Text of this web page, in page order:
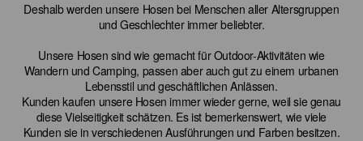
Deshalb werden unsere Hosen bei Menschen aller Altersgruppen
und Geschlechter immer beliebter.
Unsere Hosen sind wie gemacht für Outdoor-Aktivitäten wie
Wandern und Camping, passen aber auch gut zu einem urbanen
Lebensstil und geschäftlichen Anlässen.
Kunden kaufen unsere Hosen immer wieder gerne, weil sie genau
diese Vielseitigkeit schätzen. Es ist bemerkenswert, wie viele
Kunden sie in verschiedenen Ausführungen und Farben besitzen.